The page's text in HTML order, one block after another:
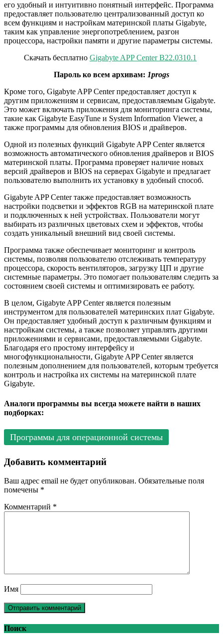
его удобный и интуитивно понятный интерфейс. Программа
предоставляет пользователю централизованный доступ ко
всем функциям и настройкам материнской платы Gigabyte,
таким как управление энергопотреблением, разгон
процессора, настройки памяти и другие параметры системы.
Скачать бесплатно Gigabyte APP Center B22.0310.1
Пароль ко всем архивам: 1progs
Кроме того, Gigabyte APP Center предоставляет доступ к
другим приложениям и сервисам, предоставляемым Gigabyte.
Это может включать приложения для мониторинга системы,
такие как Gigabyte EasyTune и System Information Viewer, а
также программы для обновления BIOS и драйверов.
Одной из полезных функций Gigabyte APP Center является
возможность автоматического обновления драйверов и BIOS
материнской платы. Программа проверяет наличие новых
версий драйверов и BIOS на серверах Gigabyte и предлагает
пользователю выполнить их установку в удобный способ.
Gigabyte APP Center также предоставляет возможность
настройки подсветки и эффектов RGB на материнской плате
и подключенных к ней устройствах. Пользователи могут
выбирать из различных цветовых схем и эффектов, чтобы
создать уникальный внешний вид своей системы.
Программа также обеспечивает мониторинг и контроль
системы, позволяя пользователю отслеживать температуру
процессора, скорость вентиляторов, загрузку ЦП и другие
системные параметры. Это помогает пользователям следить за
состоянием своей системы и оптимизировать ее работу.
В целом, Gigabyte APP Center является полезным
инструментом для пользователей материнских плат Gigabyte.
Он предоставляет удобный доступ к различным функциям и
настройкам системы, а также позволяет управлять другими
приложениями и сервисами, предоставляемыми Gigabyte.
Благодаря его простому интерфейсу и
многофункциональности, Gigabyte APP Center является
полезным дополнением для пользователей, которым требуется
контроль и настройка их системы на материнской плате
Gigabyte.
Аналоги программы вы всегда можете найти в наших
подборках:
Программы для операционной системы
Добавить комментарий
Ваш адрес email не будет опубликован. Обязательные поля
помечены *
Комментарий *
Имя
Поиск